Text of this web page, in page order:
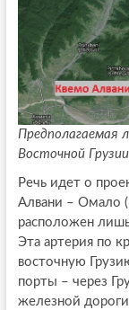
Предполагаемая
Восточной Грузии
Речь идет о
Алвани – Омало
расположен
Эта артерия по
восточную
порты – через
железной дороги